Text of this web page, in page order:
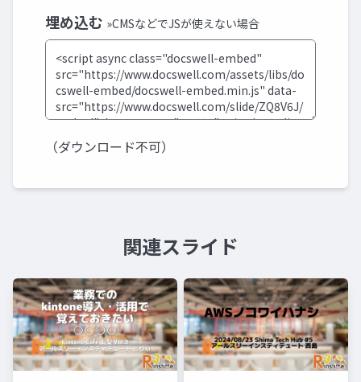
埋め込む »CMSなどでJSが使えない場合
（ダウンロード不可）
関連スライド